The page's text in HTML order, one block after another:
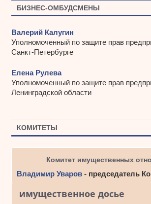
БИЗНЕС-ОМБУДСМЕНЫ
Валерий Калугин
Уполномоченный по защите прав
Санкт-Петербурге
Елена Рулева
Уполномоченный по защите прав
Ленинградской области
КОМИТЕТЫ
Комитет имущественных
Владимир Уваров- председатель
имущественное досье